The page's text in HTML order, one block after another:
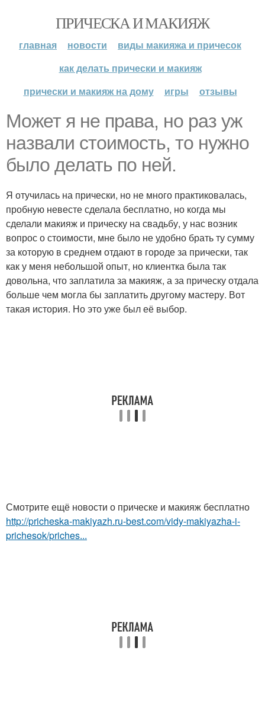
ПРИЧЕСКА И МАКИЯЖ
главная новости
виды макияжа и причесок
как делать прически и макияж
прически и макияж на дому
игры отзывы
Может я не права, но раз уж
назвали стоимость, то нужно
было делать по ней.
Я отучилась на прически, но не много практиковалась,
пробную невесте сделала бесплатно, но когда мы
сделали макияж и прическу на свадьбу, у нас возник
вопрос о стоимости, мне было не удобно брать ту сумму
за которую в среднем отдают в городе за прически, так
как у меня небольшой опыт, но клиентка была так
довольна, что заплатила за макияж, а за прическу отдала
больше чем могла бы заплатить другому мастеру. Вот
такая история. Но это уже был её выбор.
Смотрите ещё новости о прическе и макияж бесплатно
http://pricheska-makiyazh.ru-best.com/vidy-makiyazha-i-
prichesok/priches...